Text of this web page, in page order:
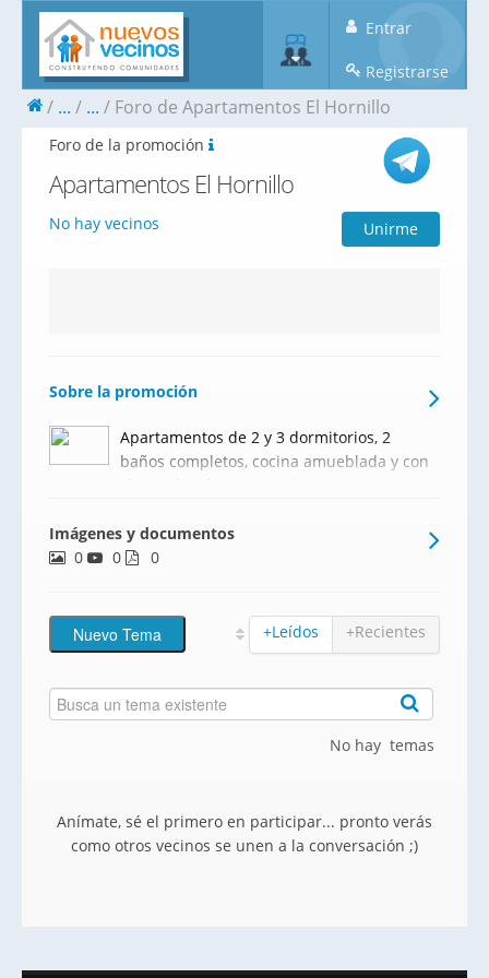
Entrar
Registrarse
... ... Foro de Apartamentos El Hornillo
Foro de la promoción
Apartamentos El Hornillo
No hay vecinos Unirme
Sobre la promoción
Apartamentos de 2 y 3 dormitorios, 2
baños completos, cocina amueblada y con
electrodomésticos, amplias terrazas, plaza
Imágenes y documentos
0
0 0
+Leídos +Recientes
No hay temas
Anímate, sé el primero en participar... pronto verás
como otros vecinos se unen a la conversación ;)